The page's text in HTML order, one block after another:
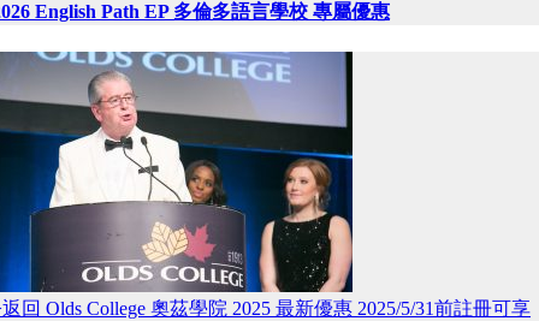
English Path EP 多倫多語言學校 專屬優惠
回 Olds College 奧茲學院 2025 最新優惠 2025/5/31前註冊可享